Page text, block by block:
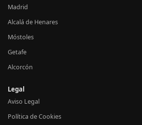
Madrid
Alcalá de Henares
Móstoles
Getafe
Alcorcón
Legal
Aviso Legal
Política de Cookies